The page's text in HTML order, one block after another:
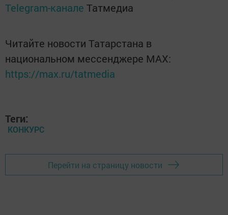
Telegram-канале Татмедиа
Читайте новости Татарстана в
национальном мессенджере MАХ:
https://max.ru/tatmedia
Теги:
КОНКУРС
Перейти на страницу новости